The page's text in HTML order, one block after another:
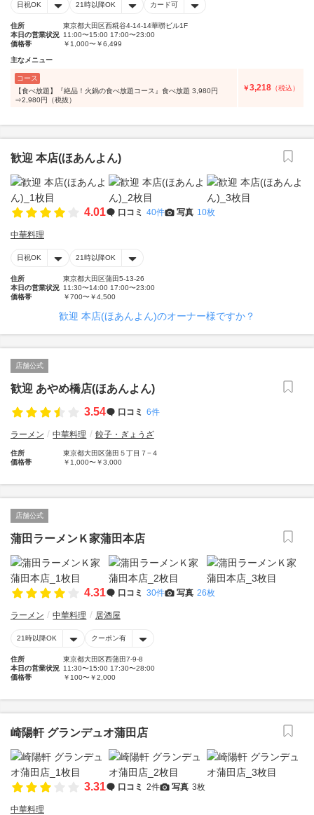
日祝OK 21時以降OK カード可
住所
東京都大田区西糀谷4-14-14華聨ビル1F
本日の営業状況 11:00〜15:00 17:00〜23:00
価格帯
￥1,000〜￥6,499
主なメニュー
コース
【食べ放題】『絶品！火鍋の食べ放題コース』食べ放題 3,980円
⇒2,980円（税抜）
￥3,218 （税込）
歓迎 本店(ほあんよん)
4.01 口コミ 40件 写真 10枚
中華料理
日祝OK 21時以降OK
住所
東京都大田区蒲田5-13-26
本日の営業状況 11:30〜14:00 17:00〜23:00
価格帯
￥700〜￥4,500
歓迎 本店(ほあんよん)のオーナー様ですか？
店舗公式
歓迎 あやめ橋店(ほあんよん)
3.54
口コミ 6件
ラーメン 中華料理 餃子・ぎょうざ
住所
東京都大田区蒲田５丁目７−４
価格帯
￥1,000〜￥3,000
店舗公式
蒲田ラーメンＫ家蒲田本店
4.31 口コミ 30件 写真 26枚
ラーメン 中華料理 居酒屋
21時以降OK クーポン有
住所
東京都大田区西蒲田7-9-8
本日の営業状況 11:30〜15:00 17:30〜28:00
価格帯
￥100〜￥2,000
崎陽軒 グランデュオ蒲田店
3.31 口コミ 2件 写真 3枚
中華料理